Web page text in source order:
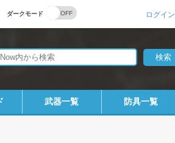
ダークモード ログイン
武器一覧 防具一覧